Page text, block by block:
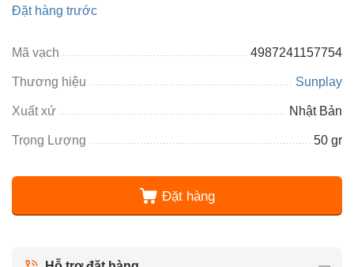
Đặt hàng trước
Mã vạch 4987241157754
Thương hiệu Sunplay
Xuất xứ Nhật Bản
Trọng Lượng 50 gr
Đặt hàng